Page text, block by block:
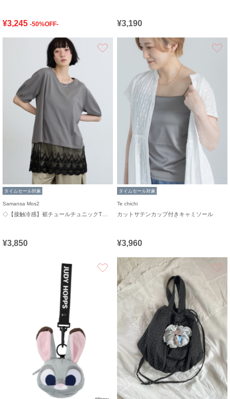
¥3,245 -50%OFF- ¥3,190
お気に入り
タイムセール対象
Samansa Mos2
¥3,850
タイムセール対象
Te chichi
カットサテンカップ付きキャミソール
¥3,960
お気に入り